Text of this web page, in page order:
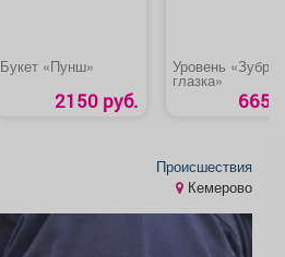
Букет «Пунш»
2150 руб.
Уровень «Зубр 2
глазка»
665
Происшествия
Кемерово